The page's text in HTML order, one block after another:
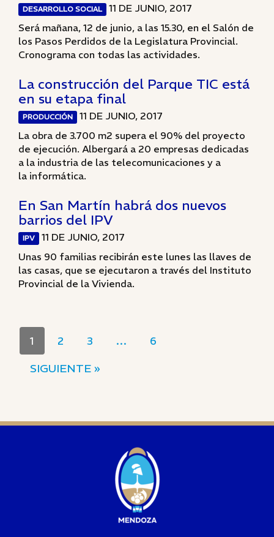
DESARROLLO SOCIAL
11 DE JUNIO, 2017
Será mañana, 12 de junio, a las 15.30, en el Salón de
los Pasos Perdidos de la Legislatura Provincial.
Cronograma con todas las actividades.
La construcción del Parque TIC está
en su etapa final
PRODUCCIÓN
11 DE JUNIO, 2017
La obra de 3.700 m2 supera el 90% del proyecto
de ejecución. Albergará a 20 empresas dedicadas
a la industria de las telecomunicaciones y a
la informática.
En San Martín habrá dos nuevos
barrios del IPV
IPV
11 DE JUNIO, 2017
Unas 90 familias recibirán este lunes las llaves de
las casas, que se ejecutaron a través del Instituto
Provincial de la Vivienda.
1 2 3 …
6
SIGUIENTE »